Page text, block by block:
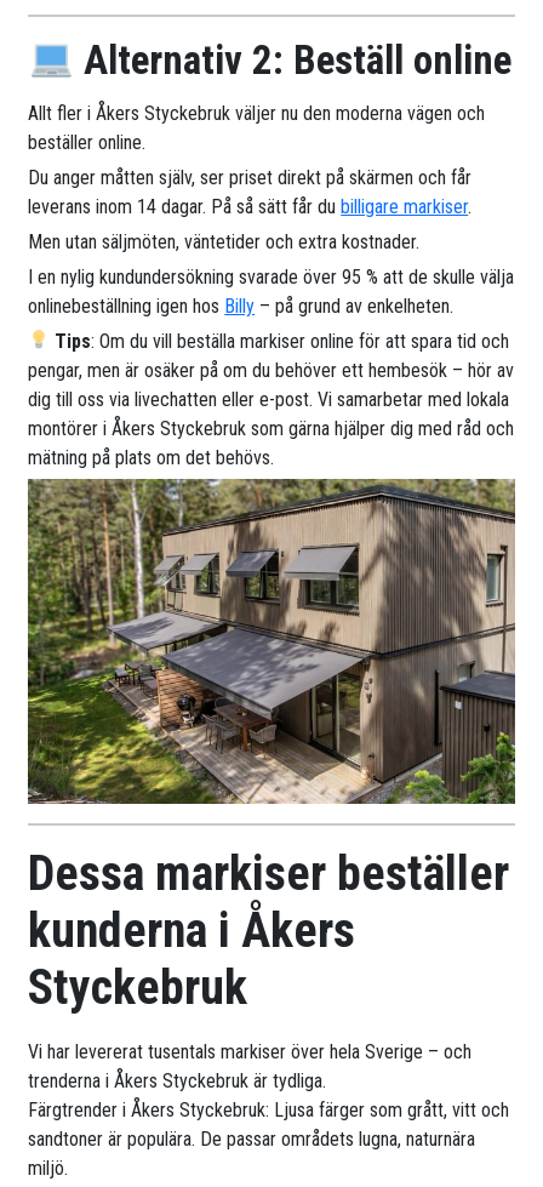
Alternativ 2: Beställ online
Allt fler i Åkers Styckebruk väljer nu den moderna vägen och
beställer online.
Du anger måtten själv, ser priset direkt på skärmen och får
leverans inom 14 dagar. På så sätt får dubilligare markiser.
Men utan säljmöten, väntetider och extra kostnader.
I en nylig kundundersökning svarade över 95 % att de skulle välja
onlinebeställning igen hos Billy – på grund av enkelheten.
Tips: Om du vill beställa markiser online för att spara tid och
pengar, men är osäker på om du behöver ett hembesök – hör av
dig till oss via livechatten eller e-post. Vi samarbetar med lokala
montörer i Åkers Styckebruk som gärna hjälper dig med råd och
mätning på plats om det behövs.
Dessa markiser beställer
kunderna i Åkers
Styckebruk
Vi har levererat tusentals markiser över hela Sverige – och
trenderna i Åkers Styckebruk är tydliga.
Färgtrender i Åkers Styckebruk: Ljusa färger som grått, vitt och
sandtoner är populära. De passar områdets lugna, naturnära
miljö.